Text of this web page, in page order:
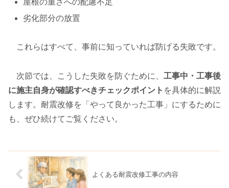
屋根の重さへの配慮不足
劣化部分の放置
これらはすべて、事前に知っていれば防げる失敗です。
次節では、こうした失敗を防ぐために、 工事中・工事後
に施主自身が確認すべきチェックポイント を具体的に解説
します。耐震改修を「やって良かった工事」にするために
も、ぜひ続けてご覧ください。
よくある耐震改修工事の内容